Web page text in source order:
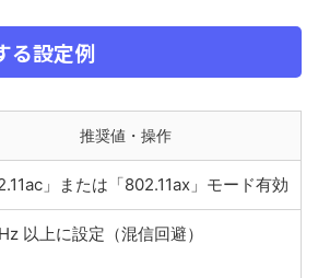
る設定例
推奨値・操作
」または「802.11ax」モード有効
以上に設定（混信回避）